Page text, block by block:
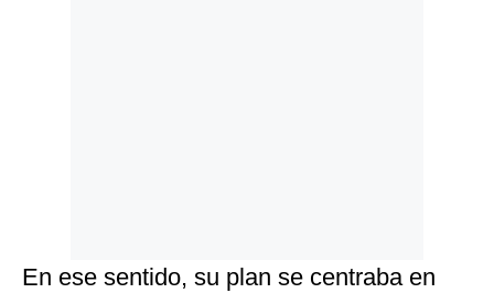
En ese sentido, su plan se centraba en